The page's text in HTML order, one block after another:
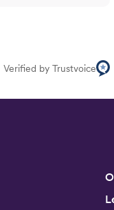
Verified by Trustvoice